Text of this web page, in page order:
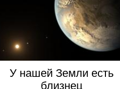
У нашей Земли есть
близнец